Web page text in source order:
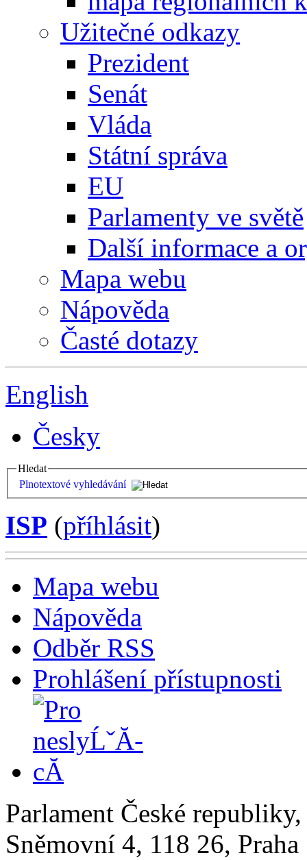
Užitečné odkazy
Prezident
Senát
Vláda
Státní správa
EU
Parlamenty ve světě
Další informace a
Mapa webu
Nápověda
Časté dotazy
English
Česky
Hledat
Plnotextové vyhledávání
ISP (příhlásit)
Mapa webu
Nápověda
Odběr RSS
Prohlášení přístupnosti
Parlament České
Sněmovní 4, 118 26,